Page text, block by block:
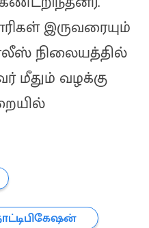
இருவரையும்
நிலையத்தில்
மீதும் வழக்கு